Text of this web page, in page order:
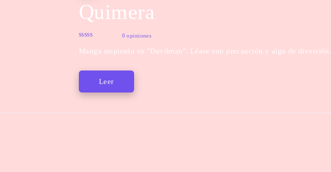
Quimera
0 opiniones
Manga inspirado en "Devilman". Léase con precaución y algo de diversión.
Leer